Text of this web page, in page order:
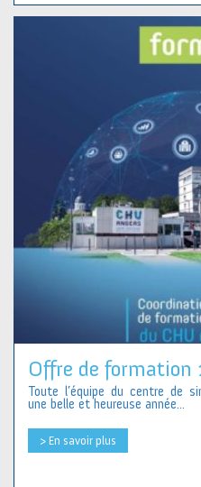
Offre de formation
Toute l’équipe du centre de
une belle et heureuse année...
> En savoir plus